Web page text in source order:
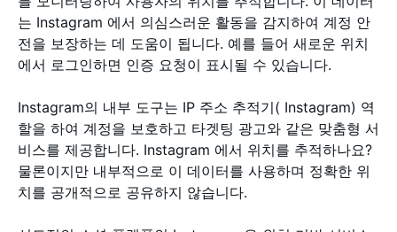
는 Instagram 에서 의심스러운 활동을 감지하여 계정 안
전을 보장하는 데 도움이 됩니다. 예를 들어 새로운 위치
에서 로그인하면 인증 요청이 표시될 수 있습니다.
Instagram의 내부 도구는 IP 주소 추적기( Instagram) 역
할을 하여 계정을 보호하고 타겟팅 광고와 같은 맞춤형 서
비스를 제공합니다. Instagram 에서 위치를 추적하나요?
물론이지만 내부적으로 이 데이터를 사용하며 정확한 위
치를 공개적으로 공유하지 않습니다.